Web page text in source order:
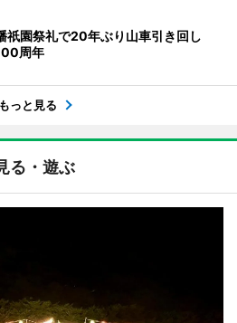
祇園祭礼で20年ぶり山車引き回し
周年
もっと見る
る・遊ぶ